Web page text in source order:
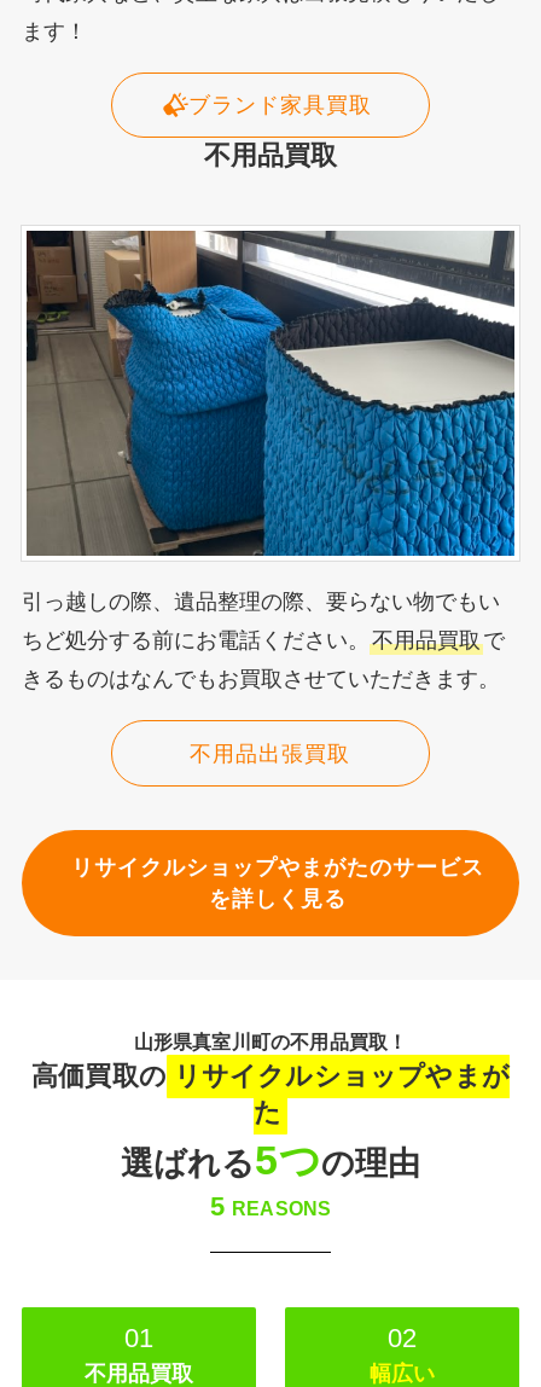
ます！
ブランド家具買取
不用品買取
引っ越しの際、遺品整理の際、要らない物でもい
ちど処分する前にお電話ください。 不用品買取で
きるものはなんでもお買取させていただきます。
不用品出張買取
リサイクルショップやまがたのサービス
を詳しく見る
山形県真室川町の不用品買取！
高価買取の リサイクルショップやまが
た
選ばれる5つの理由
5 REASONS
01
不用品買取
02
幅広い